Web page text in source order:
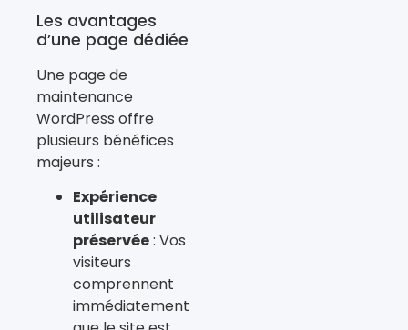
Les avantages
d’une page dédiée
Une page de
maintenance
WordPress offre
plusieurs bénéfices
majeurs :
Expérience
utilisateur
préservée: Vos
visiteurs
comprennent
immédiatement